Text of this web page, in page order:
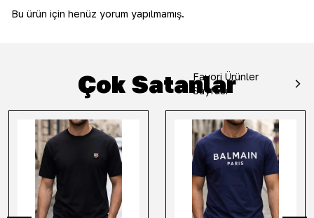
Bu ürün için henüz yorum yapılmamış.
Çok Satanlar
Favori Ürünler
Sayfası